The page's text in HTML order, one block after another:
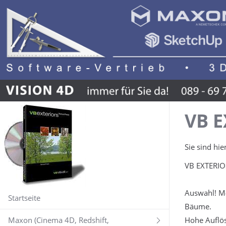
Startseite
Maxon (Cinema 4D, Redshift,
VB
Sie sind
VB
Auswahl!
Bäume.
Hohe